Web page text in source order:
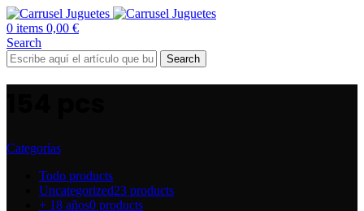
0 items 0,00 €
Search
Search
Categorías
Todo products
Uncategorized23 products
+ 18 años0 products